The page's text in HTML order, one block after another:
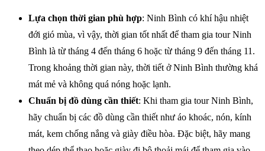
Lựa chọn thời gian phù hợp: Ninh Bình có khí hậu nhiệt
đới gió mùa, vì vậy, thời gian tốt nhất để tham gia tour Ninh
Bình là từ tháng 4 đến tháng 6 hoặc từ tháng 9 đến tháng 11.
Trong khoảng thời gian này, thời tiết ở Ninh Bình thường khá
mát mẻ và không quá nóng hoặc lạnh.
Chuẩn bị đồ dùng cần thiết: Khi tham gia tour Ninh Bình,
hãy chuẩn bị các đồ dùng cần thiết như áo khoác, nón, kính
mát, kem chống nắng và giày điều hòa. Đặc biệt, hãy mang